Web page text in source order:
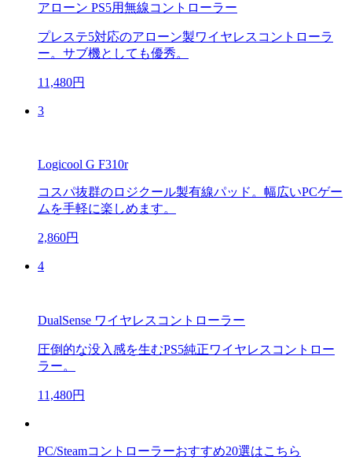
アローン PS5用無線コントローラー
プレステ5対応のアローン製ワイヤレスコントローラ
ー。サブ機としても優秀。
11,480円
3
Logicool G F310r
コスパ抜群のロジクール製有線パッド。幅広いPCゲー
ムを手軽に楽しめます。
2,860円
4
DualSense ワイヤレスコントローラー
圧倒的な没入感を生むPS5純正ワイヤレスコントロー
ラー。
11,480円
PC/Steamコントローラーおすすめ20選はこちら